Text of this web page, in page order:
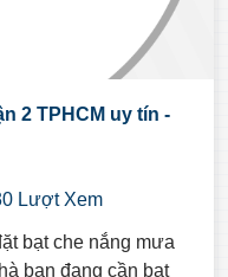
2 TPHCM uy tín -
Lượt Xem
bạt che nắng mưa
bạn đang cần bạt